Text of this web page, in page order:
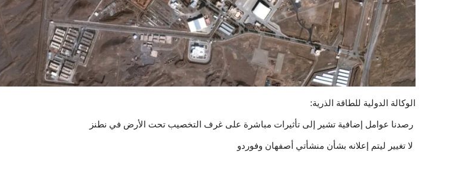
الوكالة الدولية للطاقة الذرية:
‏ رصدنا عوامل إضافية تشير إلى تأثيرات مباشرة على غرف التخصيب تحت الأرض في نطنز
لا تغيير ليتم إعلانه بشأن منشأتي أصفهان وفوردو